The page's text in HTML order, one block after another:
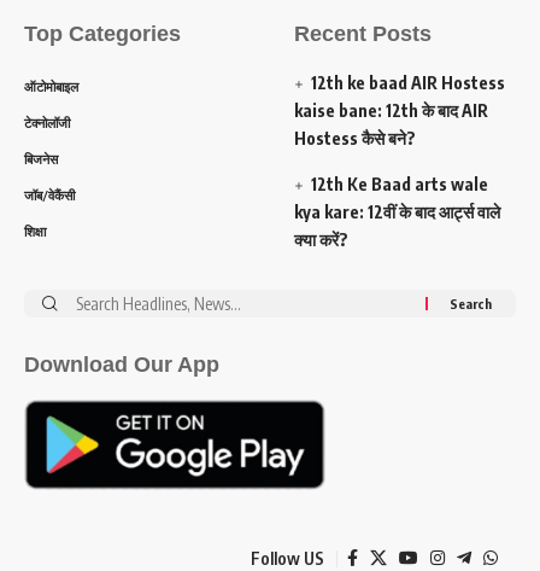
Top Categories
ऑटोमोबाइल
टेक्नोलॉजी
बिजनेस
जॉब/वेकैंसी
शिक्षा
Recent Posts
12th ke baad AIR Hostess
kaise bane: 12th के बाद AIR
Hostess कैसे बने?
12th Ke Baad arts wale
kya kare: 12वीं के बाद आर्ट्स वाले
क्या करें?
Search
Download Our App
Follow US